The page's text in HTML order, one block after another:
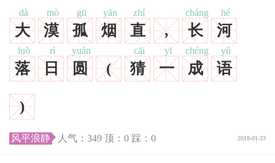
大
dà
漠
mò
孤
gū
烟
yān
直
zhí
, 长
cháng
河
hé
落
luò
日
rì
圆
yuán
( 猜
cāi
一
yī
成
chéng
语
yǔ
)
2018-01-23
风平浪静 人气： 349 顶： 0 踩： 0